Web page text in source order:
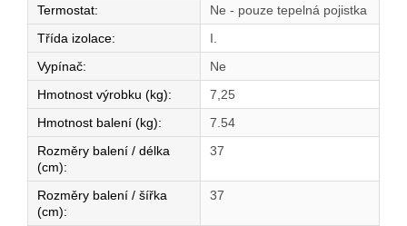
Termostat:
Ne - pouze tepelná pojistka
Třída izolace:
I.
Vypínač:
Ne
Hmotnost výrobku (kg):
7,25
Hmotnost balení (kg):
7.54
Rozměry balení / délka
(cm):
37
Rozměry balení / šířka
(cm):
37